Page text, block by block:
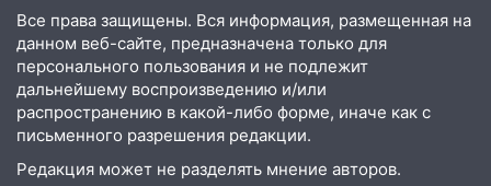
после ливня город снова уходит под
воду
12:12 Прокуратура взяла на контроль
ДТП с шестилетним ребёнком на улице
Федерации
12:01
Пьяная женщина сбила
Все права защищены. Вся информация, размещенная на
данном веб-сайте, предназначена только для
персонального пользования и не подлежит
дальнейшему воспроизведению и/или
распространению в какой-либо форме, иначе как с
письменного разрешения редакции.
Редакция может не разделять мнение авторов.